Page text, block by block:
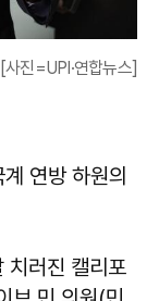
진=UPI·연합뉴스]
연방 하원의
치러진 캘리포